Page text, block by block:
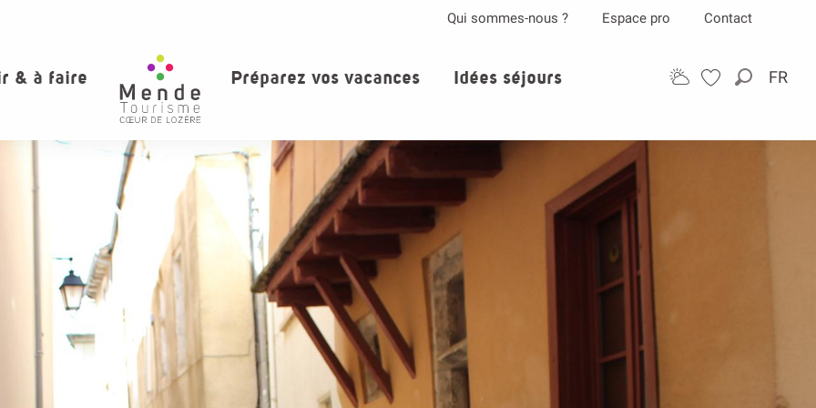
FR
Qui sommes-nous ? Espace pro Contact
& à faire Préparez vos vacances Idées séjours